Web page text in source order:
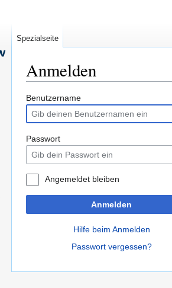
Anmelden
Zur
Navigation
springen
Zur
Suche
springen
Benutzername
Passwort
Angemeldet bleiben
Anmelden
Hilfe beim Anmelden
Passwort vergessen?
Spezialseite